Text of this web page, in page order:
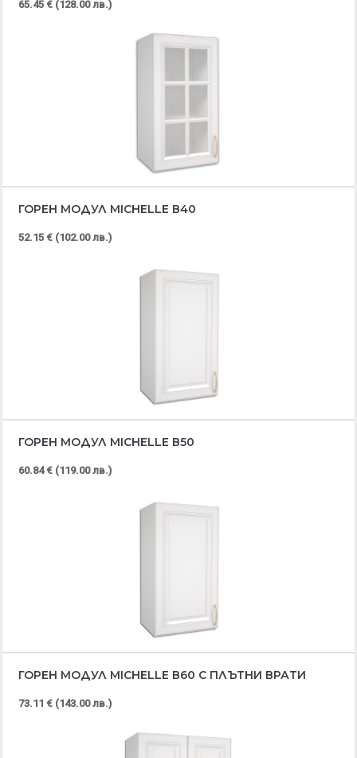
65.45 € (128.00 лв.)
ГОРЕН МОДУЛ MICHELLE В40
52.15 € (102.00 лв.)
ГОРЕН МОДУЛ MICHELLE В50
60.84 € (119.00 лв.)
ГОРЕН МОДУЛ MICHELLE В60 С ПЛЪТНИ ВРАТИ
73.11 € (143.00 лв.)